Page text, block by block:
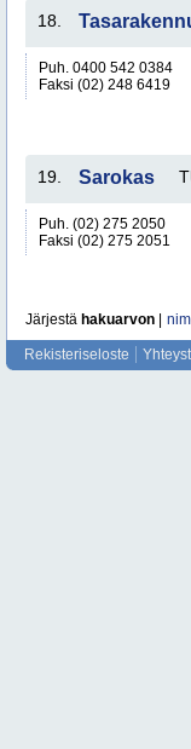
18.
Puh. 0400 542 0384
Faksi (02) 248 6419
19. Sarokas
Puh. (02) 275 2050
Faksi (02) 275 2051
Järjestä hakuarvon
Rekisteriseloste